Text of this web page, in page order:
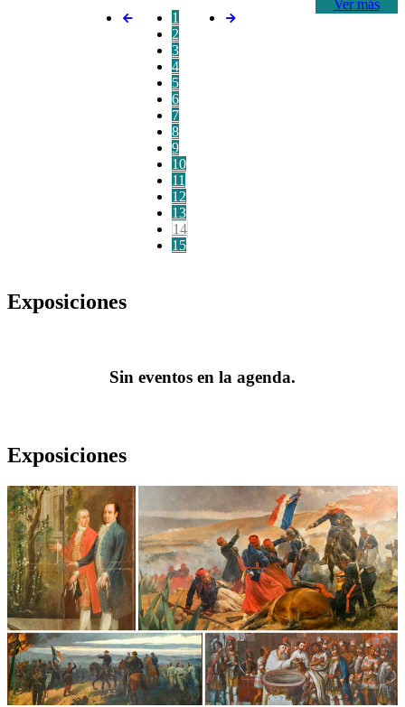
Ver más
1
2
3
4
5
6
7
8
9
10
11
12
13
14
15
Exposiciones
Sin eventos en la agenda.
Exposiciones